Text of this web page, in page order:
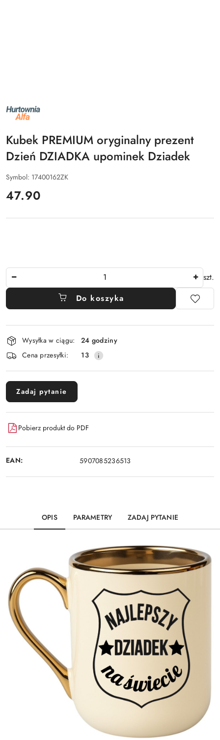
NAZWA
PRODUCENTA:
ALFA
Kubek PREMIUM oryginalny prezent
Dzień DZIADKA upominek Dziadek
Symbol: 17400162ZK
cena:
47.90
szt.
Do koszyka
Dostępność
i
dostawa
Wysyłka w ciągu:
24 godziny
Cena przesyłki:
13
Zadaj pytanie
Pobierz produkt do PDF
EAN: 5907085236513
OPIS PARAMETRY ZADAJ PYTANIE